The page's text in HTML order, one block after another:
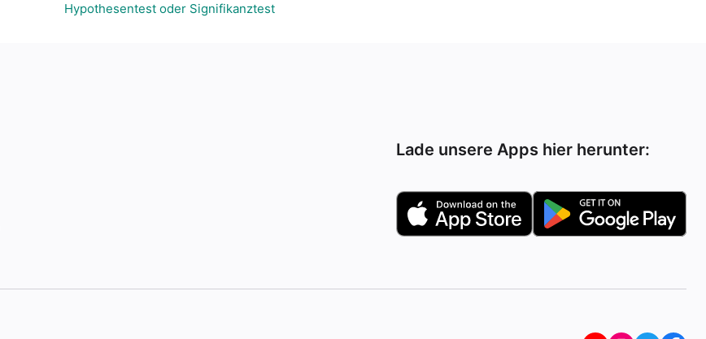
Hypothesentest oder Signifikanztest
Lade unsere Apps hier herunter: